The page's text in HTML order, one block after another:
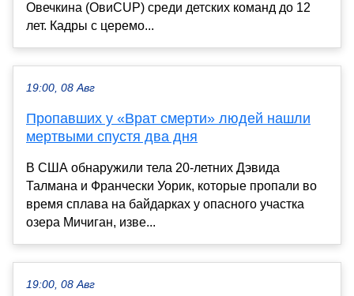
Овечкина (ОвиCUP) среди детских команд до 12
лет. Кадры с церемо...
19:00, 08 Авг
Пропавших у «Врат смерти» людей нашли
мертвыми спустя два дня
В США обнаружили тела 20-летних Дэвида
Талмана и Франчески Уорик, которые пропали во
время сплава на байдарках у опасного участка
озера Мичиган, изве...
19:00, 08 Авг